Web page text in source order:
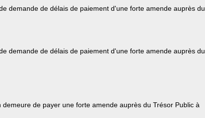
demande de délais de paiement d'une forte amende auprès du
demande de délais de paiement d'une forte amende auprès du
demeure de payer une forte amende auprès du Trésor Public à